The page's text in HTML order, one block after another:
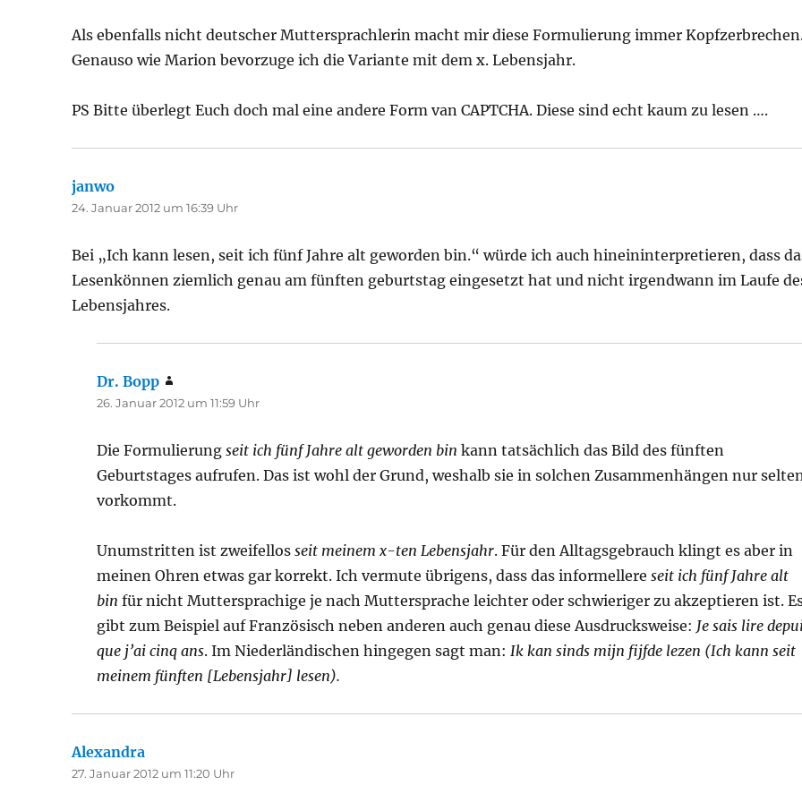
Als ebenfalls nicht deutscher Muttersprachlerin macht mir diese Formulierung immer
Genauso wie Marion bevorzuge ich die Variante mit dem x. Lebensjahr.
PS Bitte überlegt Euch doch mal eine andere Form van CAPTCHA. Diese sind echt kaum zu lesen ….
janwo
24. Januar 2012 um 16:39 Uhr
Bei „Ich kann lesen, seit ich fünf Jahre alt geworden bin.“ würde ich auch hineininterpretieren, dass
Lesenkönnen ziemlich genau am fünften geburtstag eingesetzt hat und nicht irgendwann im Laufe
Lebensjahres.
Dr. Bopp
26. Januar 2012 um 11:59 Uhr
Die Formulierungseit ich fünf Jahre alt geworden binkann tatsächlich das Bild des fünften
Geburtstages aufrufen. Das ist wohl der Grund, weshalb sie in solchen Zusammenhängen nur selten
vorkommt.
Unumstritten ist zweifellosseit meinem x-ten Lebensjahr. Für den Alltagsgebrauch klingt es aber in
meinen Ohren etwas gar korrekt. Ich vermute übrigens, dass das informellereseit ich fünf Jahre alt
bin für nicht Muttersprachige je nach Muttersprache leichter oder schwieriger zu akzeptieren ist.
gibt zum Beispiel auf Französisch neben anderen auch genau diese Ausdrucksweise: Je sais lire
que j’ai cinq ans. Im Niederländischen hingegen sagt man: Ik kan sinds mijn fijfde lezen (Ich kann seit
meinem fünften [Lebensjahr] lesen).
Alexandra
27. Januar 2012 um 11:20 Uhr